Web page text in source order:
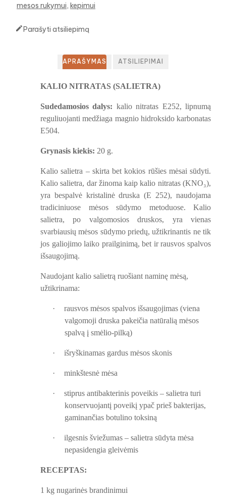
mesos rukymui kepimui
Parašyti atsiliepimą
APRAŠYMAS ATSILIEPIMAI
KALIO NITRATAS (SALIETRA)
Sudedamosios dalys: kalio nitratas E252, lipnumą
reguliuojanti medžiaga magnio hidroksido karbonatas
E504.
Grynasis kiekis: 20 g.
Kalio salietra – skirta bet kokios rūšies mėsai sūdyti.
Kalio salietra, dar žinoma kaip kalio nitratas (KNO₃),
yra bespalvė kristalinė druska (E 252), naudojama
tradiciniuose mėsos sūdymo metoduose. Kalio
salietra, po valgomosios druskos, yra vienas
svarbiausių mėsos sūdymo priedų, užtikrinantis ne tik
jos galiojimo laiko prailginimą, bet ir rausvos spalvos
išsaugojimą.
Naudojant kalio salietrą ruošiant naminę mėsą,
užtikrinama:
·
rausvos mėsos spalvos išsaugojimas (viena
valgomoji druska pakeičia natūralią mėsos
spalvą į smėlio-pilką)​
· išryškinamas gardus mėsos skonis
· minkštesnė mėsa
·
stiprus antibakterinis poveikis – salietra turi
konservuojantį poveikį ypač prieš bakterijas,
gaminančias botulino toksiną
·
ilgesnis šviežumas – salietra sūdyta mėsa
nepasidengia gleivėmis
RECEPTAS:
1 kg nugarinės brandinimui